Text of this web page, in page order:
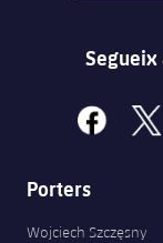
Segueix
facebook
x
Porters
Wojciech Szczęsny